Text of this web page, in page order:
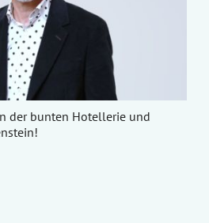
der bunten Hotellerie und